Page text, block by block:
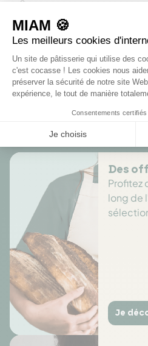
2
Rédiger
Il n'y a pas encore
Des
Profitez
long de
Je